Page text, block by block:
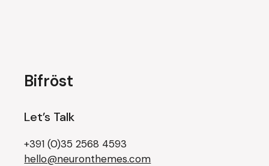
Bifröst
Let’s Talk
+391 (0)35 2568 4593
hello@neuronthemes.com